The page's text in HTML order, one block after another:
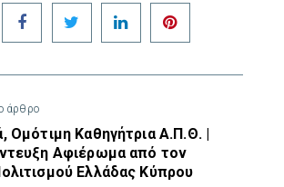
Facebook Twitter LinkedIn
άρθρο
Ομότιμη Καθηγήτρια Α.Π.Θ. |
Αφιέρωμα από τον
Ελλάδας Κύπρου